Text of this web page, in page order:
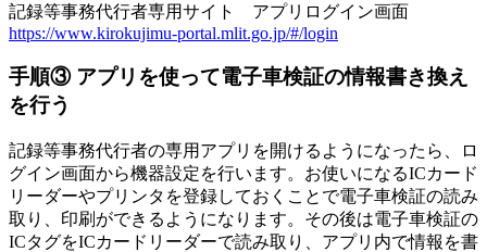
記録等事務代行者専用サイト アプリログイン画面
https://www.kirokujimu-portal.mlit.go.jp/#/login
手順③ アプリを使って電子車検証の情報書き換え
を行う
記録等事務代行者の専用アプリを開けるようになったら、ロ
グイン画面から機器設定を行います。お使いになるICカード
リーダーやプリンタを登録しておくことで電子車検証の読み
取り、印刷ができるようになります。その後は電子車検証の
ICタグをICカードリーダーで読み取り、アプリ内で情報を書